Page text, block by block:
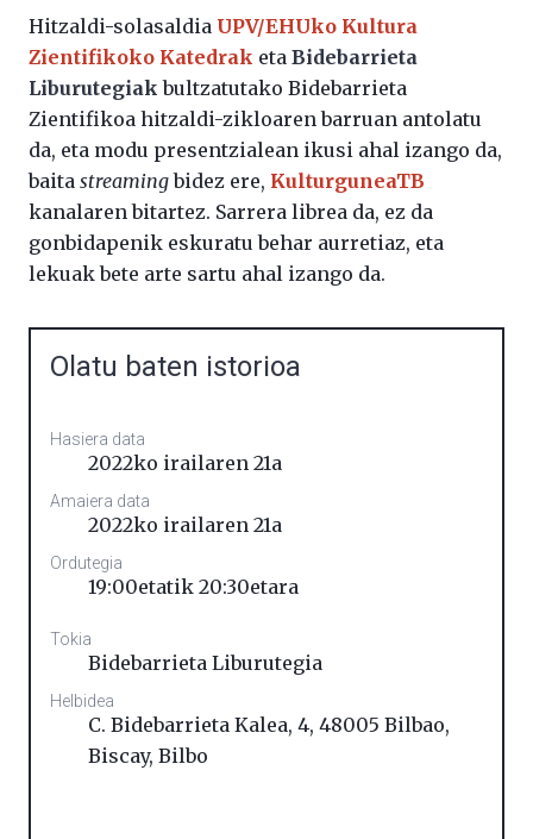
Hitzaldi-solasaldia UPV/EHUko Kultura
Zientifikoko Katedrak eta Bidebarrieta
Liburutegiakbultzatutako Bidebarrieta
Zientifikoa hitzaldi-zikloaren barruan antolatu
da, eta modu presentzialean ikusi ahal izango da,
baita streamingbidez ere, KulturguneaTB
kanalaren bitartez. Sarrera librea da, ez da
gonbidapenik eskuratu behar aurretiaz, eta
lekuak bete arte sartu ahal izango da.
Olatu baten istorioa
Hasiera data
2022ko irailaren 21a
Amaiera data
2022ko irailaren 21a
Ordutegia
19:00etatik 20:30etara
Tokia
Bidebarrieta Liburutegia
Helbidea
C. Bidebarrieta Kalea, 4, 48005 Bilbao,
Biscay, Bilbo